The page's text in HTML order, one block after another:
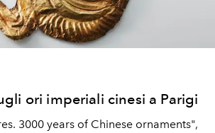
ori imperiali cinesi a Parigi
3000 years of Chinese ornaments",